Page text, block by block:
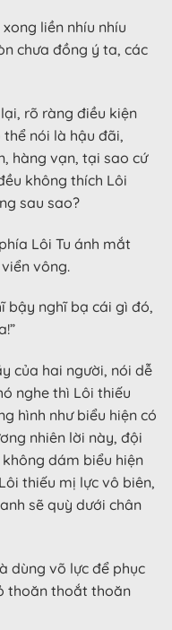
liền nhíu nhíu
chưa đồng ý ta, các
rõ ràng điều kiện
nói là hậu đãi,
hàng vạn, tại sao cứ
không thích Lôi
sau sao?
Lôi Tu ánh mắt
vông.
bậy nghĩ bạ cái gì đó,
của hai người, nói dễ
nghe thì Lôi thiếu
hình như biểu hiện có
nhiên lời này, đội
dám biểu hiện
thiếu mị lực vô biên,
sẽ quỳ dưới chân
dùng võ lực để phục
thoăn thoắt thoăn